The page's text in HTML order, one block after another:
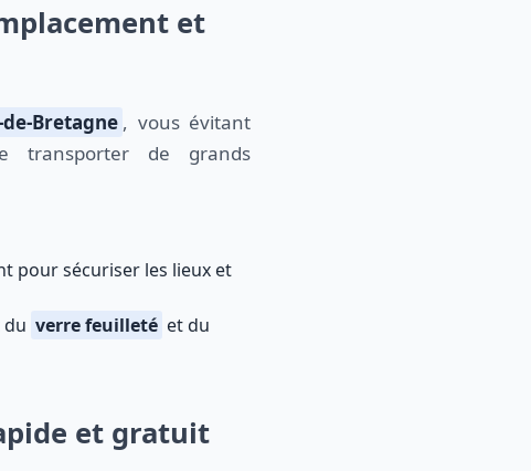
et
Bretagne , vous évitant
transporter de grands
pour sécuriser les lieux et
verre feuilleté et du
et gratuit